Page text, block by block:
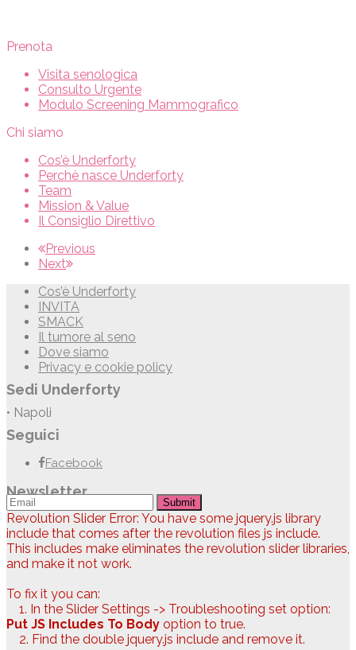
Prenota
Visita senologica
Consulto Urgente
Modulo Screening Mammografico
Chi siamo
Cos’è Underforty
Perchè nasce Underforty
Team
Mission & Value
Il Consiglio Direttivo
Previous
Next
Cos’è Underforty
INVITA
SMACK
Il tumore al seno
Dove siamo
Privacy e cookie policy
Sedi Underforty
• Napoli
Seguici
Facebook
Newsletter
Submit
Revolution Slider Error: You have some jquery.js library
include that comes after the revolution files js include.
This includes make eliminates the revolution slider libraries,
and make it not work.
To fix it you can:
1. In the Slider Settings -> Troubleshooting set option:
Put JS Includes To Body option to true.
2. Find the double jquery.js include and remove it.